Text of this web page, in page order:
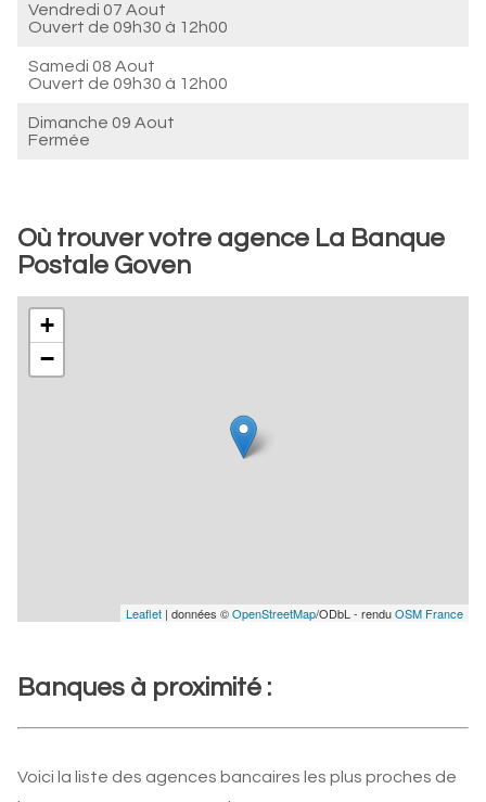
Vendredi 07 Aout
Ouvert de 09h30 à 12h00
Samedi 08 Aout
Ouvert de 09h30 à 12h00
Dimanche 09 Aout
Fermée
Où trouver votre agence La Banque
Postale Goven
+
−
Leaflet | données ©OpenStreetMap/ODbL - renduOSM France
Banques à proximité :
Voici la liste des agences bancaires les plus proches de